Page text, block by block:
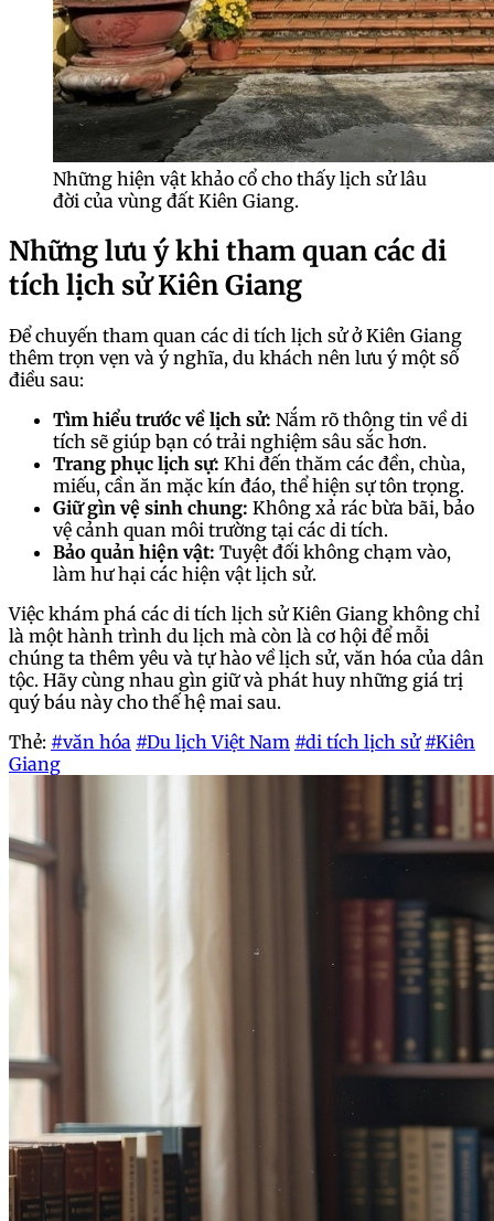
Những hiện vật khảo cổ cho thấy lịch sử lâu
đời của vùng đất Kiên Giang.
Những lưu ý khi tham quan các di
tích lịch sử Kiên Giang
Để chuyến tham quan các di tích lịch sử ở Kiên Giang
thêm trọn vẹn và ý nghĩa, du khách nên lưu ý một số
điều sau:
Tìm hiểu trước về lịch sử: Nắm rõ thông tin về di
tích sẽ giúp bạn có trải nghiệm sâu sắc hơn.
Trang phục lịch sự: Khi đến thăm các đền, chùa,
miếu, cần ăn mặc kín đáo, thể hiện sự tôn trọng.
Giữ gìn vệ sinh chung: Không xả rác bừa bãi, bảo
vệ cảnh quan môi trường tại các di tích.
Bảo quản hiện vật: Tuyệt đối không chạm vào,
làm hư hại các hiện vật lịch sử.
Việc khám phá các di tích lịch sử Kiên Giang không chỉ
là một hành trình du lịch mà còn là cơ hội để mỗi
chúng ta thêm yêu và tự hào về lịch sử, văn hóa của dân
tộc. Hãy cùng nhau gìn giữ và phát huy những giá trị
quý báu này cho thế hệ mai sau.
Thẻ: #văn hóa #Du lịch Việt Nam #di tích lịch sử #Kiên
Giang